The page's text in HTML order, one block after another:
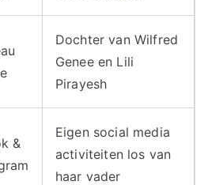
Dochter van Wilfred
Genee en Lili
Pirayesh
&
Eigen social media
activiteiten los van
haar vader